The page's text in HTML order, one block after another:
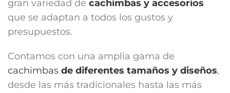
gran variedad de cachimbas y accesorios
que se adaptan a todos los gustos y
presupuestos.
Contamos con una amplia gama de
cachimbas de diferentes tamaños y diseños,
desde las más tradicionales hasta las más